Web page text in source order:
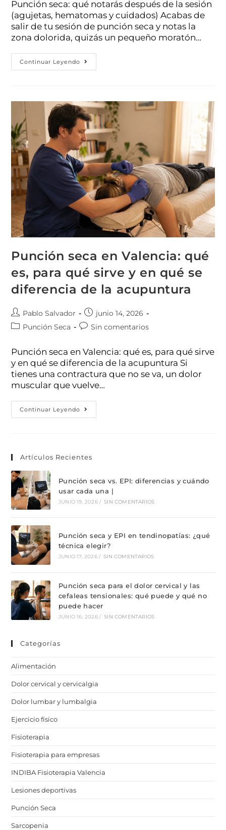
Punción seca: qué notarás después de la sesión
(agujetas, hematomas y cuidados) Acabas de
salir de tu sesión de punción seca y notas la
zona dolorida, quizás un pequeño moratón…
Continuar Leyendo
Punción seca en Valencia: qué
es, para qué sirve y en qué se
diferencia de la acupuntura
Pablo Salvador
junio 14, 2026
Punción Seca
Sin comentarios
Punción seca en Valencia: qué es, para qué sirve
y en qué se diferencia de la acupuntura Si
tienes una contractura que no se va, un dolor
muscular que vuelve…
Continuar Leyendo
Artículos Recientes
Punción seca vs. EPI: diferencias y cuándo
usar cada una |
JUNIO 19, 2026 / SIN COMENTARIOS
Punción seca y EPI en tendinopatías: ¿qué
técnica elegir?
JUNIO 17, 2026 / SIN COMENTARIOS
Punción seca para el dolor cervical y las
cefaleas tensionales: qué puede y qué no
puede hacer
JUNIO 16, 2026 / SIN COMENTARIOS
Categorías
Alimentación
Dolor cervical y cervicalgia
Dolor lumbar y lumbalgia
Ejercicio físico
Fisioterapia
Fisioterapia para empresas
INDIBA Fisioterapia Valencia
Lesiones deportivas
Punción Seca
Sarcopenia